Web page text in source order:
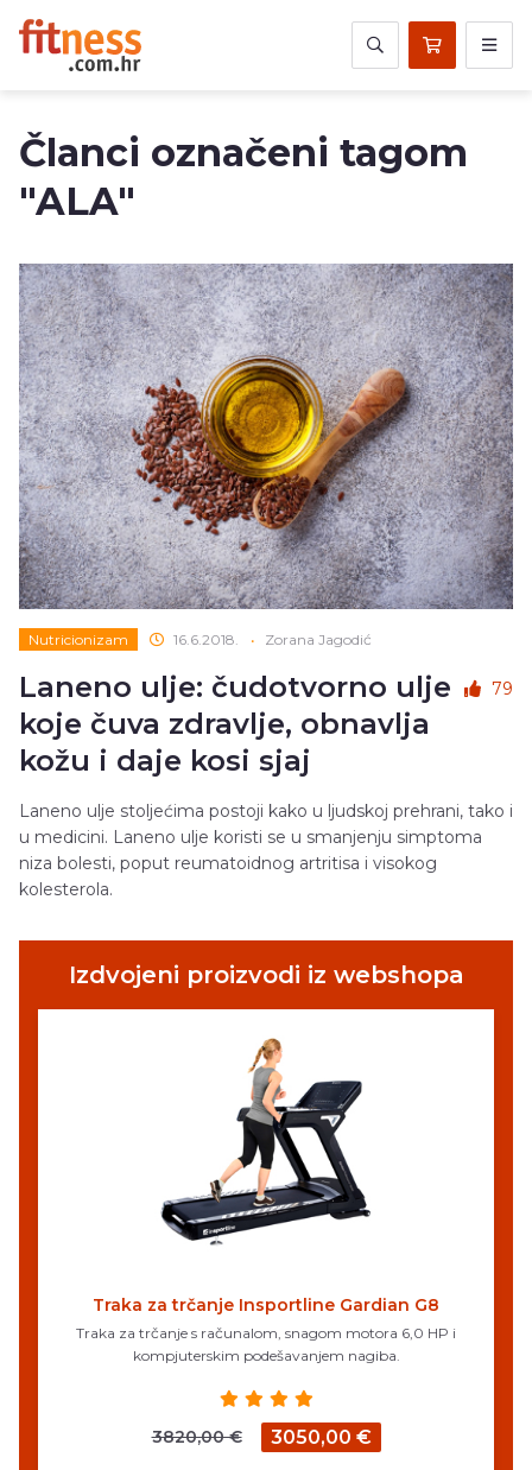
Članci označeni tagom
"ALA"
Nutricionizam 16.6.2018. • Zorana Jagodić
Laneno ulje: čudotvorno ulje
koje čuva zdravlje, obnavlja
kožu i daje kosi sjaj
79
Laneno ulje stoljećima postoji kako u ljudskoj prehrani, tako i
u medicini. Laneno ulje koristi se u smanjenju simptoma
niza bolesti, poput reumatoidnog artritisa i visokog
kolesterola.
Izdvojeni proizvodi iz webshopa
Traka za trčanje Insportline Gardian G8
Traka za trčanje s računalom, snagom motora 6,0 HP i
kompjuterskim podešavanjem nagiba.
3820,00 € 3050,00 €